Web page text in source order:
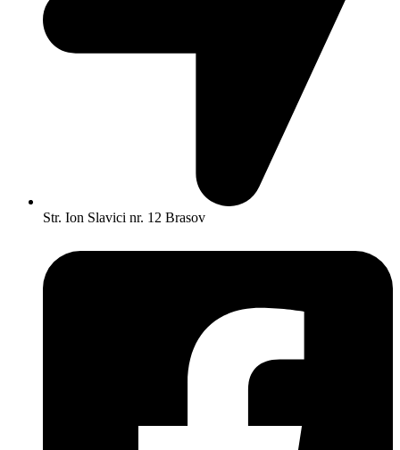
Str. Ion Slavici nr. 12 Brasov